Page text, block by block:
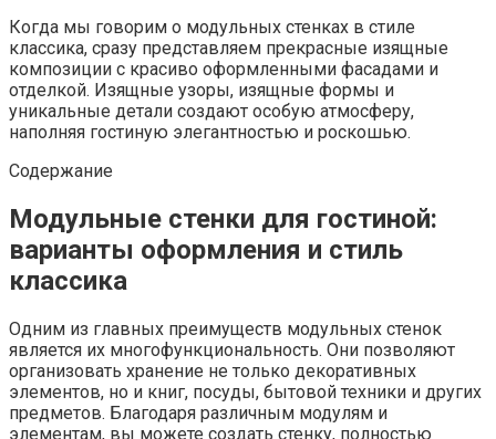
Когда мы говорим о модульных стенках в стиле
классика, сразу представляем прекрасные изящные
композиции с красиво оформленными фасадами и
отделкой. Изящные узоры, изящные формы и
уникальные детали создают особую атмосферу,
наполняя гостиную элегантностью и роскошью.
Содержание
Модульные стенки для гостиной:
варианты оформления и стиль
классика
Одним из главных преимуществ модульных стенок
является их многофункциональность. Они позволяют
организовать хранение не только декоративных
элементов, но и книг, посуды, бытовой техники и других
предметов. Благодаря различным модулям и
элементам, вы можете создать стенку, полностью